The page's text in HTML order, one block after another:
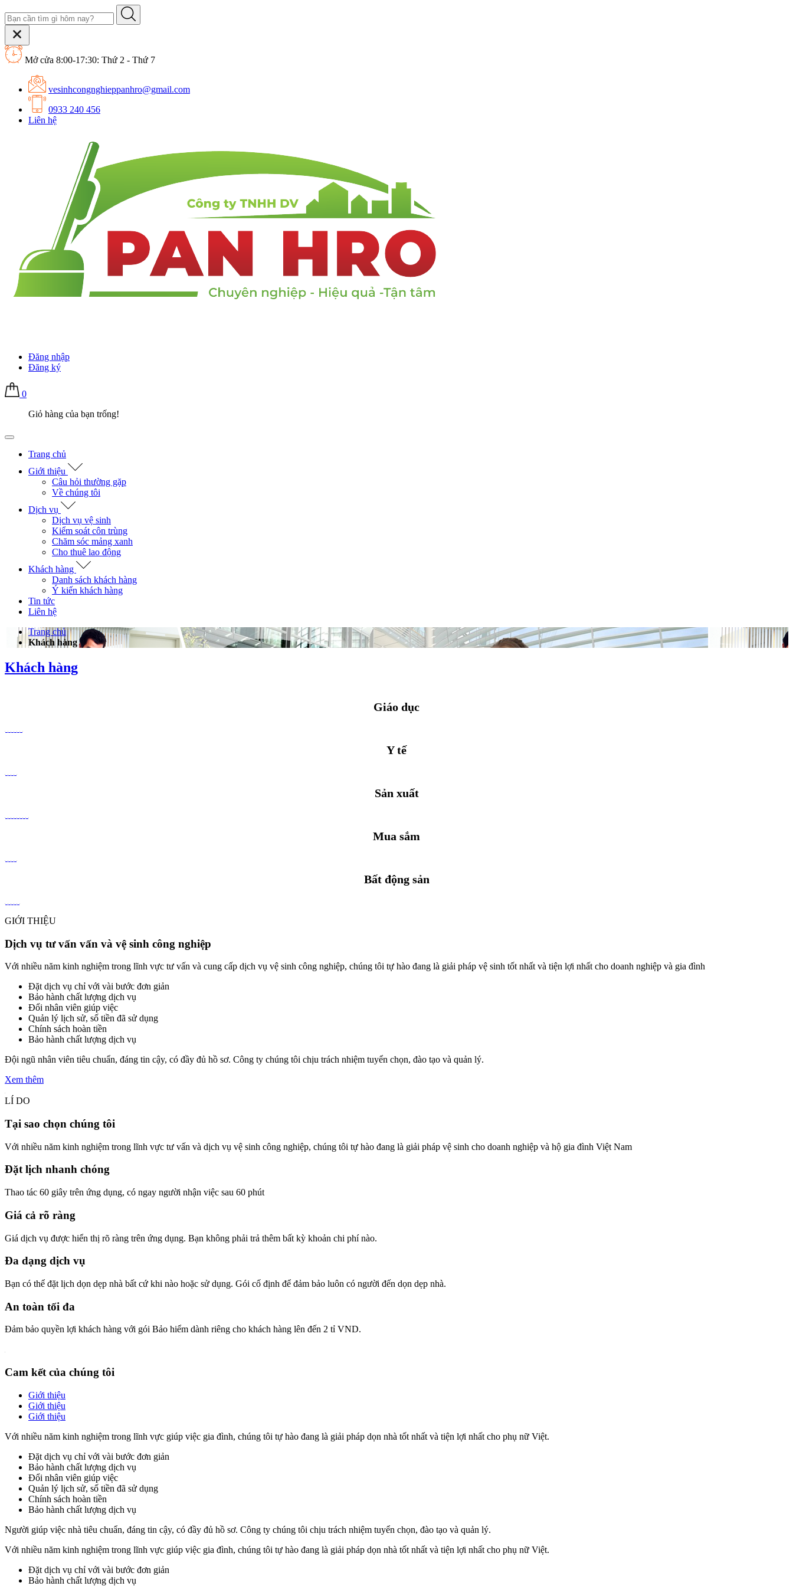
Mở cửa 8:00-17:30: Thứ 2 - Thứ 7
vesinhcongnghieppanhro@gmail.com
0933 240 456
Liên hệ
Đăng nhập
Đăng ký
0
Giỏ hàng của bạn trống!
Trang chủ
Giới thiệu
Câu hỏi thường gặp
Về chúng tôi
Dịch vụ
Dịch vụ vệ sinh
Kiểm soát côn trùng
Chăm sóc mảng xanh
Cho thuê lao động
Khách hàng
Danh sách khách hàng
Ý kiến khách hàng
Tin tức
Liên hệ
Trang chủ
Khách hàng
Khách hàng
Giáo dục
Y tế
Sản xuất
Mua sắm
Bất động sản
GIỚI THIỆU
Dịch vụ tư vấn vấn và vệ sinh công nghiệp
Với nhiều năm kinh nghiệm trong lĩnh vực tư vấn và cung cấp dịch vụ vệ sinh công nghiệp, chúng tôi tự hào đang là giải pháp vệ sinh tốt nhất và tiện lợi nhất cho doanh nghiệp và gia đình
Đặt dịch vụ chỉ với vài bước đơn giản
Bảo hành chất lượng dịch vụ
Đổi nhân viên giúp việc
Quản lý lịch sử, số tiền đã sử dụng
Chính sách hoàn tiền
Bảo hành chất lượng dịch vụ
Đội ngũ nhân viên tiêu chuẩn, đáng tin cậy, có đầy đủ hồ sơ. Công ty chúng tôi chịu trách nhiệm tuyển chọn, đào tạo và quản lý.
Xem thêm
LÍ DO
Tại sao chọn chúng tôi
Với nhiều năm kinh nghiệm trong lĩnh vực tư vấn và dịch vụ vệ sinh công nghiệp, chúng tôi tự hào đang là giải pháp vệ sinh cho doanh nghiệp và hộ gia đình Việt Nam
Đặt lịch nhanh chóng
Thao tác 60 giây trên ứng dụng, có ngay người nhận việc sau 60 phút
Giá cả rõ ràng
Giá dịch vụ được hiển thị rõ ràng trên ứng dụng. Bạn không phải trả thêm bất kỳ khoản chi phí nào.
Đa dạng dịch vụ
Bạn có thể đặt lịch dọn dẹp nhà bất cứ khi nào hoặc sử dụng. Gói cố định để đảm bảo luôn có người đến dọn dẹp nhà.
An toàn tối đa
Đảm bảo quyền lợi khách hàng với gói Bảo hiểm dành riêng cho khách hàng lên đến 2 tỉ VND.
Cam kết của chúng tôi
Giới thiệu
Giới thiệu
Giới thiệu
Với nhiều năm kinh nghiệm trong lĩnh vực giúp việc gia đình, chúng tôi tự hào đang là giải pháp dọn nhà tốt nhất và tiện lợi nhất cho phụ nữ Việt.
Đặt dịch vụ chỉ với vài bước đơn giản
Bảo hành chất lượng dịch vụ
Đổi nhân viên giúp việc
Quản lý lịch sử, số tiền đã sử dụng
Chính sách hoàn tiền
Bảo hành chất lượng dịch vụ
Người giúp việc nhà tiêu chuẩn, đáng tin cậy, có đầy đủ hồ sơ. Công ty chúng tôi chịu trách nhiệm tuyển chọn, đào tạo và quản lý.
Với nhiều năm kinh nghiệm trong lĩnh vực giúp việc gia đình, chúng tôi tự hào đang là giải pháp dọn nhà tốt nhất và tiện lợi nhất cho phụ nữ Việt.
Đặt dịch vụ chỉ với vài bước đơn giản
Bảo hành chất lượng dịch vụ